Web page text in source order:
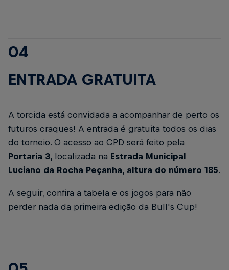
04
ENTRADA GRATUITA
A torcida está convidada a acompanhar de perto os
futuros craques! A entrada é gratuita todos os dias
do torneio. O acesso ao CPD será feito pela
Portaria 3, localizada na Estrada Municipal
Luciano da Rocha Peçanha, altura do número 185.
A seguir, confira a tabela e os jogos para não
perder nada da primeira edição da Bull's Cup!